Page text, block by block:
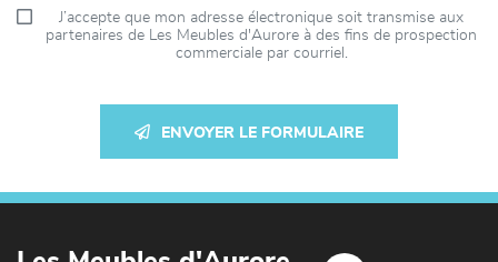
J’accepte que mon adresse électronique soit transmise aux
partenaires de Les Meubles d'Aurore à des fins de prospection
commerciale par courriel.
ENVOYER LE FORMULAIRE